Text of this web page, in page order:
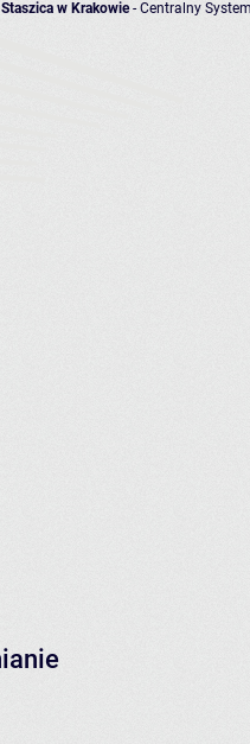
w Krakowie- Centralny